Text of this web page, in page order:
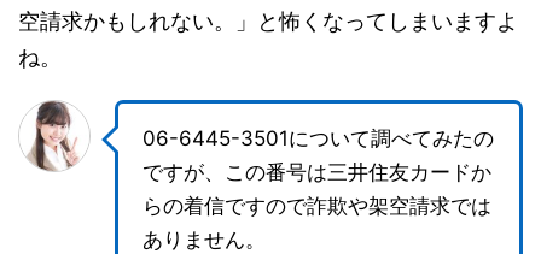
空請求かもしれない。」と怖くなってしまいますよ
ね。
06-6445-3501について調べてみたの
ですが、この番号は三井住友カードか
らの着信ですので詐欺や架空請求では
ありません。